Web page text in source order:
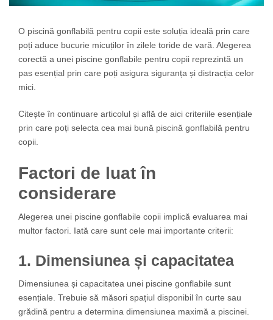
O piscină gonflabilă pentru copii este soluția ideală prin care
poți aduce bucurie micuților în zilele toride de vară. Alegerea
corectă a unei piscine gonflabile pentru copii reprezintă un
pas esențial prin care poți asigura siguranța și distracția celor
mici.
Citește în continuare articolul și află de aici criteriile esențiale
prin care poți selecta cea mai bună piscină gonflabilă pentru
copii.
Factori de luat în
considerare
Alegerea unei piscine gonflabile copii implică evaluarea mai
multor factori. Iată care sunt cele mai importante criterii:
1. Dimensiunea și capacitatea
Dimensiunea și capacitatea unei piscine gonflabile sunt
esențiale. Trebuie să măsori spațiul disponibil în curte sau
grădină pentru a determina dimensiunea maximă a piscinei.